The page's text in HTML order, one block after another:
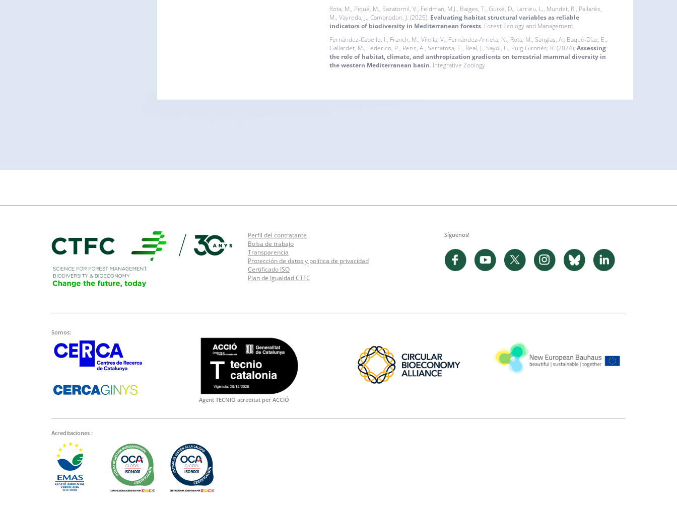
Rota, M., Piqué, M., Sazatornil, V., Feldman, M.J., Baiges, T., Guixé, D., Larrieu, L., Mundet, R., Pallarés,
M., Vayreda, J., Camprodon, J. (2025). Evaluating habitat structural variables as reliable
indicators of biodiversity in Mediterranean forests. Forest Ecology and Management
Fernández-Cabello, I., Franch, M., Vilella, V., Fernández-Arrieta, N., Rota, M., Sanglas, A., Baqué-Díaz, E.,
Gallardet, M., Federico, P., Peris, A., Serratosa, E., Real, J., Sayol, F., Puig-Gironès, R. (2024). Assessing
the role of habitat, climate, and anthropization gradients on terrestrial mammal diversity in
the western Mediterranean basin. Integrative Zoology
Perfil del contratante
Bolsa de trabajo
Transparencia
Protección de datos y política de privacidad
Certificado ISO
Plan de Igualdad CTFC
Síguenos!
Somos:
Agent TECNIO acreditat per ACCIÓ
Acreditaciones :